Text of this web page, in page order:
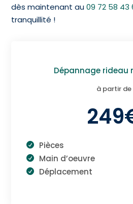
dès maintenant au09 72 58 43
tranquillité !
Dépannage rideau
à partir de
Pièces
Main d’oeuvre
Déplacement